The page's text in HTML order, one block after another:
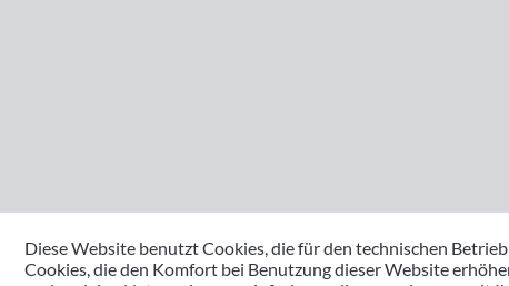
Diese Website benutzt Cookies, die für den technischen
Cookies, die den Komfort bei Benutzung dieser Website